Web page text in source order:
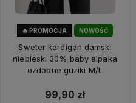
NOWOŚĆ
🔥 PROMOCJA
Sweter kardigan damski
niebieski 30% baby alpaka
ozdobne guziki M/L
99,90 zł